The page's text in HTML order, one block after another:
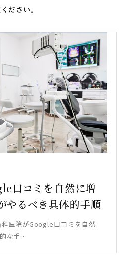
ださい。
口コミを自然に増
やるべき具体的手順
医院がGoogle口コミを自然
な手…